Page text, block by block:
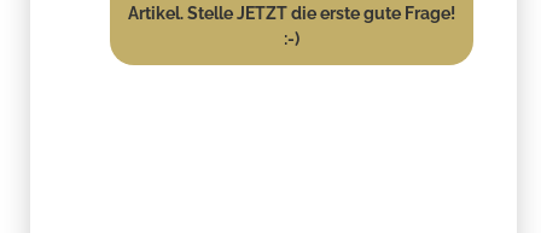
Artikel. Stelle JETZT die erste gute Frage!
:-)